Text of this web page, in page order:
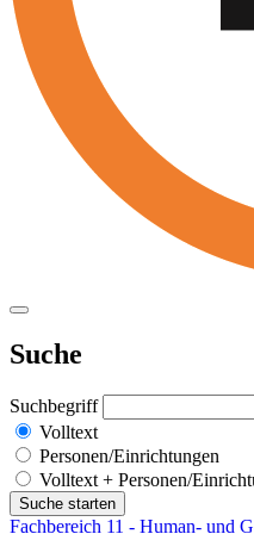
Suche
Suchbegriff
Volltext
Personen/Einrichtungen
Volltext + Personen/
Fachbereich 11 - Human- und